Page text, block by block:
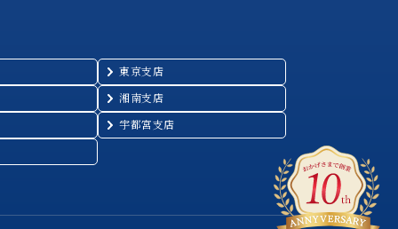
東京支店
湘南支店
宇都宮支店